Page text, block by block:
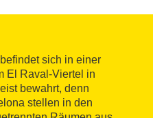
sich in einer
El Raval-Viertel in
bewahrt, denn
stellen in den